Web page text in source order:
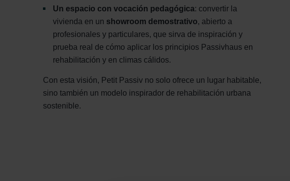
Un espacio con vocación pedagógica: convertir la
vivienda en un showroom demostrativo, abierto a
profesionales y particulares, que sirva de inspiración y
prueba real de cómo aplicar los principios Passivhaus en
rehabilitación y en climas cálidos.
Con esta visión, Petit Passiv no solo ofrece un lugar habitable,
sino también un modelo inspirador de rehabilitación urbana
sostenible.